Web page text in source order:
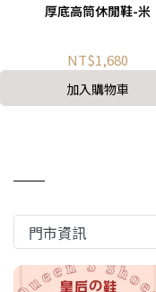
厚底高筒休閒鞋-米
NT$1,680
加入購物車